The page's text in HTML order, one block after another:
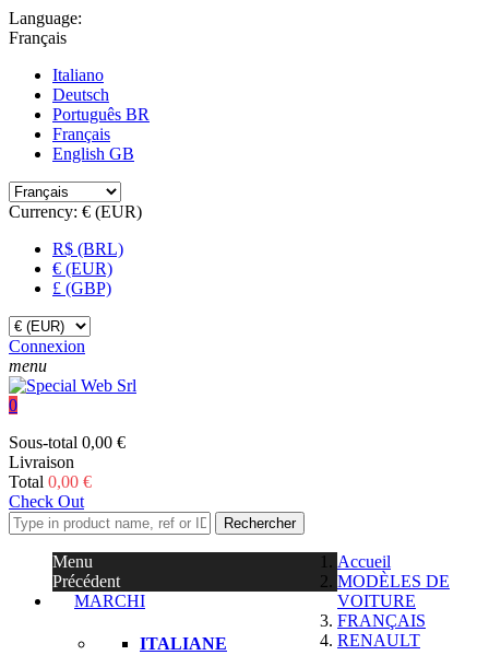
Language:
Français
Italiano
Deutsch
Português BR
Français
English GB
Currency: € (EUR)
R$ (BRL)
€ (EUR)
£ (GBP)
Connexion
menu
0
Sous-total 0,00 €
Livraison
Total 0,00 €
Check Out
Rechercher
Menu
Précédent
MARCHI
ITALIANE
Accueil
MODÈLES DE
VOITURE
FRANÇAIS
RENAULT